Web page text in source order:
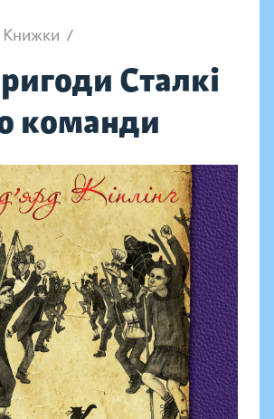
Книжки /
Сталкі
команди